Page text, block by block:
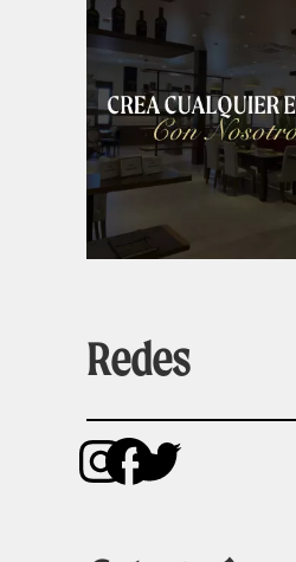
Redes
Instagram Facebook Twitter